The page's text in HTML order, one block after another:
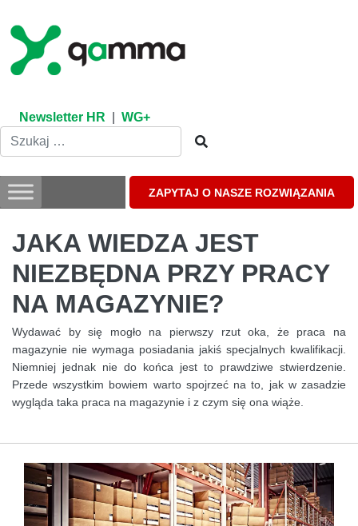
content
Newsletter HR WG+
ZAPYTAJ O NASZE ROZWIĄZANIA
JAKA WIEDZA JEST
NIEZBĘDNA PRZY PRACY
NA MAGAZYNIE?
Wydawać by się mogło na pierwszy rzut oka, że praca na
magazynie nie wymaga posiadania jakiś specjalnych kwalifikacji.
Niemniej jednak nie do końca jest to prawdziwe stwierdzenie.
Przede wszystkim bowiem warto spojrzeć na to, jak w zasadzie
wygląda taka praca na magazynie i z czym się ona wiąże.